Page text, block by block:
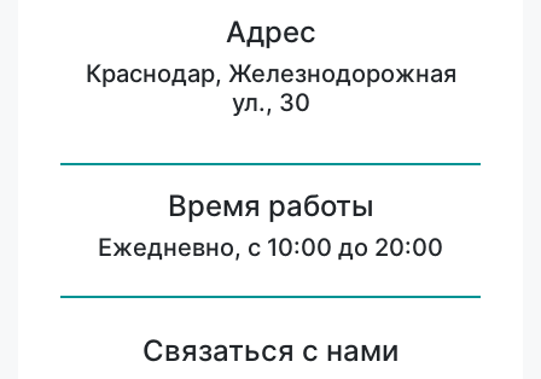
Адрес
Краснодар, Железнодорожная
ул., 30
Время работы
Ежедневно, с 10:00 до 20:00
Связаться с нами